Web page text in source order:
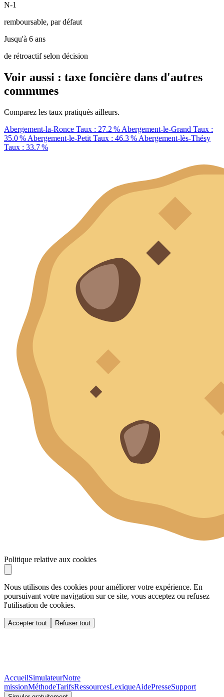
N-1
remboursable, par défaut
Jusqu'à 6 ans
de rétroactif selon décision
Voir aussi : taxe foncière dans d'autres
communes
Comparez les taux pratiqués ailleurs.
Abergement-la-Ronce Taux : 27.2 % Abergement-le-Grand Taux :
35.0 % Abergement-le-Petit Taux : 46.3 % Abergement-lès-Thésy
Taux : 33.7 %
Politique relative aux cookies
Nous utilisons des cookies pour améliorer votre expérience. En
poursuivant votre navigation sur ce site, vous acceptez ou refusez
l'utilisation de cookies.
Accepter tout Refuser tout
AccueilSimulateurNotre
missionMéthodeTarifsRessourcesLexiqueAidePresseSupport